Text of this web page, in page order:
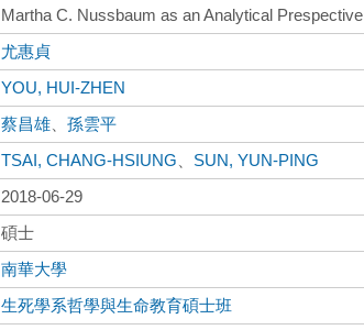
Martha C. Nussbaum as an Analytical Prespective
尤惠貞
YOU, HUI-ZHEN
蔡昌雄 、孫雲平
TSAI, CHANG-HSIUNG
SUN, YUN-PING
2018-06-29
碩士
南華大學
生死學系哲學與生命教育碩士班